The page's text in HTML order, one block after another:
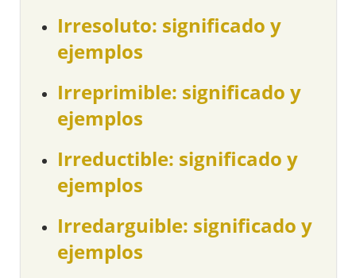
Irresoluto: significado y
ejemplos
Irreprimible: significado y
ejemplos
Irreductible: significado y
ejemplos
Irredarguible: significado y
ejemplos